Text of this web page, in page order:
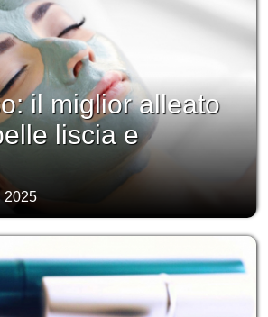
il miglior alleato
liscia e
2025